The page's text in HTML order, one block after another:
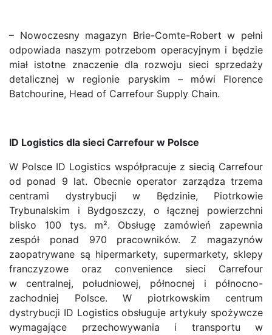
– Nowoczesny magazyn Brie-Comte-Robert w pełni
odpowiada naszym potrzebom operacyjnym i będzie
miał istotne znaczenie dla rozwoju sieci sprzedaży
detalicznej w regionie paryskim – mówi Florence
Batchourine, Head of Carrefour Supply Chain.
ID Logistics dla sieci Carrefour w Polsce
W Polsce ID Logistics współpracuje z siecią Carrefour
od ponad 9 lat. Obecnie operator zarządza trzema
centrami dystrybucji w Będzinie, Piotrkowie
Trybunalskim i Bydgoszczy, o łącznej powierzchni
blisko 100 tys. m². Obsługę zamówień zapewnia
zespół ponad 970 pracowników. Z magazynów
zaopatrywane są hipermarkety, supermarkety, sklepy
franczyzowe oraz convenience sieci Carrefour
w centralnej, południowej, północnej i północno-
zachodniej Polsce. W piotrkowskim centrum
dystrybucji ID Logistics obsługuje artykuły spożywcze
wymagające przechowywania i transportu w